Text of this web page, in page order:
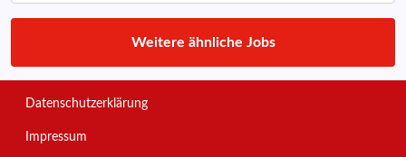
Weitere ähnliche Jobs
Datenschutzerklärung
Impressum